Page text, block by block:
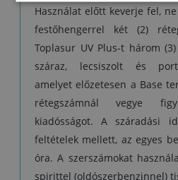
Használat előtt keverje fel,
festőhengerrel két (2)
Toplasur UV Plus-t három
száraz, lecsiszolt és
amelyet előzetesen a Base
rétegszámnál vegye
kiadósságot. A száradási
feltételek mellett, az egyes
óra. A szerszámokat
spirittel (oldószerbenzinnel)